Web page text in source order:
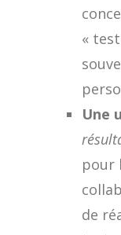
«
Une
pour
de